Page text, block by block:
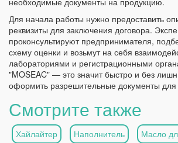
Для начала работы нужно предоставить
реквизиты для заключения договора.
проконсультируют предпринимателя,
схему оценки и возьмут на себя
лабораториями и регистрационными
"MOSEAC" — это значит быстро и без
оформить разрешительные документы
Смотрите также
Хайлайтер Наполнитель Масло